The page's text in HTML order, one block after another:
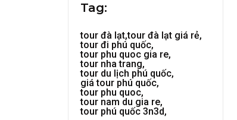
Tag:
tour đà lạt,tour đà lạt giá rẻ,
tour đi phú quốc,
tour phu quoc gia re,
tour nha trang,
tour du lịch phú quốc,
giá tour phú quốc,
tour phu quoc,
tour nam du gia re,
tour phú quốc 3n3d,